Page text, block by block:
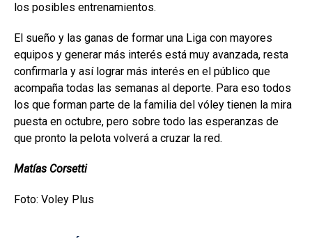
los posibles entrenamientos.
El sueño y las ganas de formar una Liga con mayores
equipos y generar más interés está muy avanzada, resta
confirmarla y así lograr más interés en el público que
acompaña todas las semanas al deporte. Para eso todos
los que forman parte de la familia del vóley tienen la mira
puesta en octubre, pero sobre todo las esperanzas de
que pronto la pelota volverá a cruzar la red.
Matías Corsetti
Foto: Voley Plus